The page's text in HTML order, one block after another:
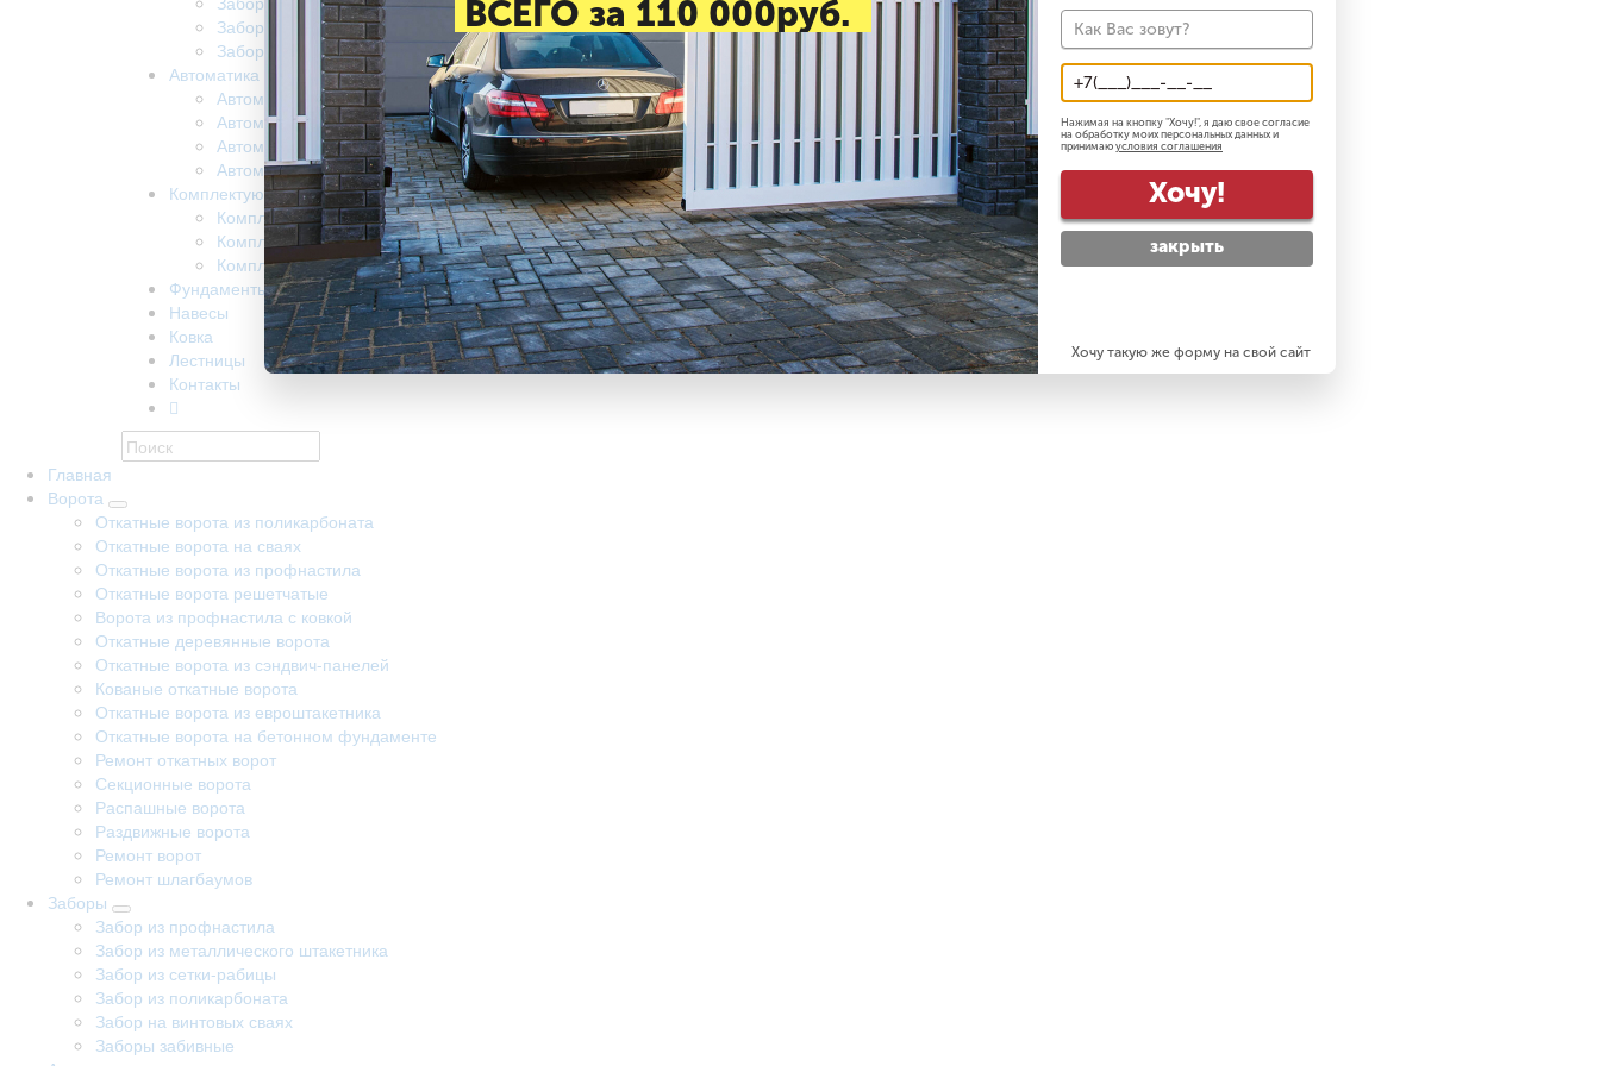
Забор на винтовых сваях
Заборы забивные
Автоматика
Автоматика для ворот came
Автоматика для откатных ворот nice
Автоматика Doorhan
Автоматика R-Tech
Комплектующие
Комплектующие КАВ
Комплектующие Alutech
Комплектующие Ролтэк
Фундаменты
Навесы
Ковка
Лестницы
Контакты
Главная
Ворота
Откатные ворота из поликарбоната
Откатные ворота на сваях
Откатные ворота из профнастила
Откатные ворота решетчатые
Ворота из профнастила с ковкой
Откатные деревянные ворота
Откатные ворота из сэндвич-панелей
Кованые откатные ворота
Откатные ворота из евроштакетника
Откатные ворота на бетонном фундаменте
Ремонт откатных ворот
Секционные ворота
Распашные ворота
Раздвижные ворота
Ремонт ворот
Ремонт шлагбаумов
Заборы
Забор из профнастила
Забор из металлического штакетника
Забор из сетки-рабицы
Забор из поликарбоната
Забор на винтовых сваях
Заборы забивные
ВСЕГО за 110 000руб.
Нажимая на кнопку "Хочу!", я даю свое согласие
на обработку моих персональных данных и
принимаю условия соглашения
Хочу!
закрыть
Хочу такую же форму на свой сайт